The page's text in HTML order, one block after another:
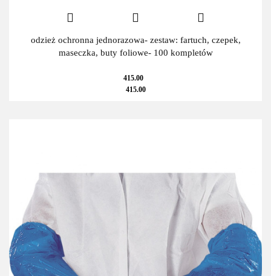
odzież ochronna jednorazowa- zestaw: fartuch, czepek,
maseczka, buty foliowe- 100 kompletów
415.00
415.00